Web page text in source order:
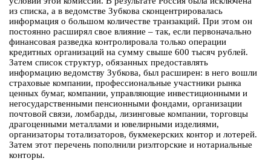
из списка, а в ведомстве Зубкова сконцентрировалась
информация о большом количестве транзакций. При этом он
постоянно расширял свое влияние – так, если первоначально
финансовая разведка контролировала только операции
кредитных организаций на сумму свыше 600 тысяч рублей.
Затем список структур, обязанных предоставлять
информацию ведомству Зубкова, был расширен: в него вошли
страховые компании, профессиональные участники рынка
ценных бумаг, компании, управляющие инвестиционными и
негосударственными пенсионными фондами, организации
почтовой связи, ломбарды, лизинговые компании, торговцы
драгоценными металлами и ювелирными изделиями,
организаторы тотализаторов, букмекерских контор и лотерей.
Затем этот перечень пополнили риэлторские и нотариальные
конторы.